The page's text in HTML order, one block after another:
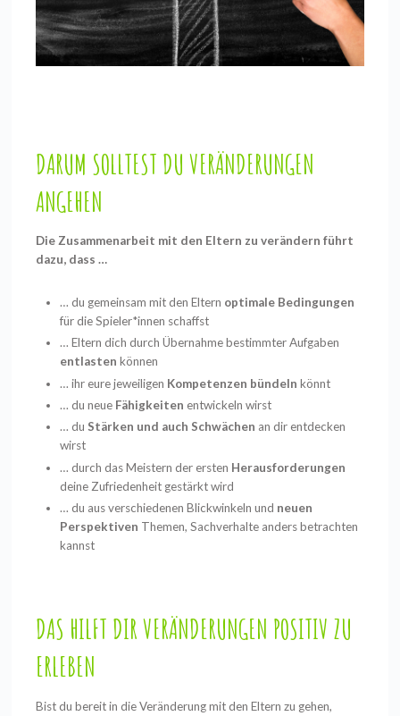
DARUM SOLLTEST DU VERÄNDERUNGEN
ANGEHEN
Die Zusammenarbeit mit den Eltern zu verändern führt
dazu, dass …
… du gemeinsam mit den Eltern optimale Bedingungen
für die Spieler*innen schaffst
… Eltern dich durch Übernahme bestimmter Aufgaben
entlasten können
… ihr eure jeweiligen Kompetenzen bündeln könnt
… du neue Fähigkeiten entwickeln wirst
… du Stärken und auch Schwächen an dir entdecken
wirst
… durch das Meistern der ersten Herausforderungen
deine Zufriedenheit gestärkt wird
… du aus verschiedenen Blickwinkeln und neuen
Perspektiven Themen, Sachverhalte anders betrachten
kannst
DAS HILFT DIR VERÄNDERUNGEN POSITIV ZU
ERLEBEN
Bist du bereit in die Veränderung mit den Eltern zu gehen,